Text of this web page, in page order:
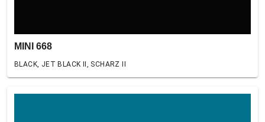
MINI 668
BLACK, JET BLACK II, SCHARZ II